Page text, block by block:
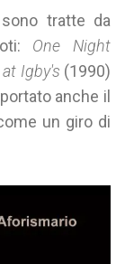
tratte da
One Night
at Igby's (1990)
anche il
un giro di